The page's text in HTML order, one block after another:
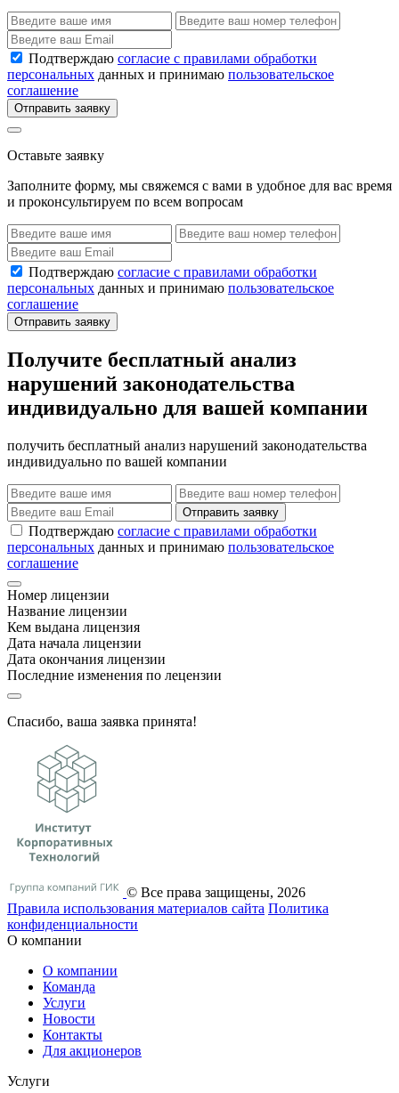
Подтверждаю согласие с правилами обработки
персональных данных и принимаю пользовательское
соглашение
Отправить заявку
Оставьте заявку
Заполните форму, мы свяжемся с вами в удобное для вас время
и проконсультируем по всем вопросам
Подтверждаю согласие с правилами обработки
персональных данных и принимаю пользовательское
соглашение
Отправить заявку
Получите бесплатный анализ
нарушений законодательства
индивидуально для вашей компании
получить бесплатный анализ нарушений законодательства
индивидуально по вашей компании
Отправить заявку
Подтверждаю согласие с правилами обработки
персональных данных и принимаю пользовательское
соглашение
Номер лицензии
Название лицензии
Кем выдана лицензия
Дата начала лицензии
Дата окончания лицензии
Последние изменения по лецензии
Спасибо, ваша заявка принята!
© Все права защищены, 2026
Правила использования материалов сайта Политика
конфиденциальности
О компании
О компании
Команда
Услуги
Новости
Контакты
Для акционеров
Услуги